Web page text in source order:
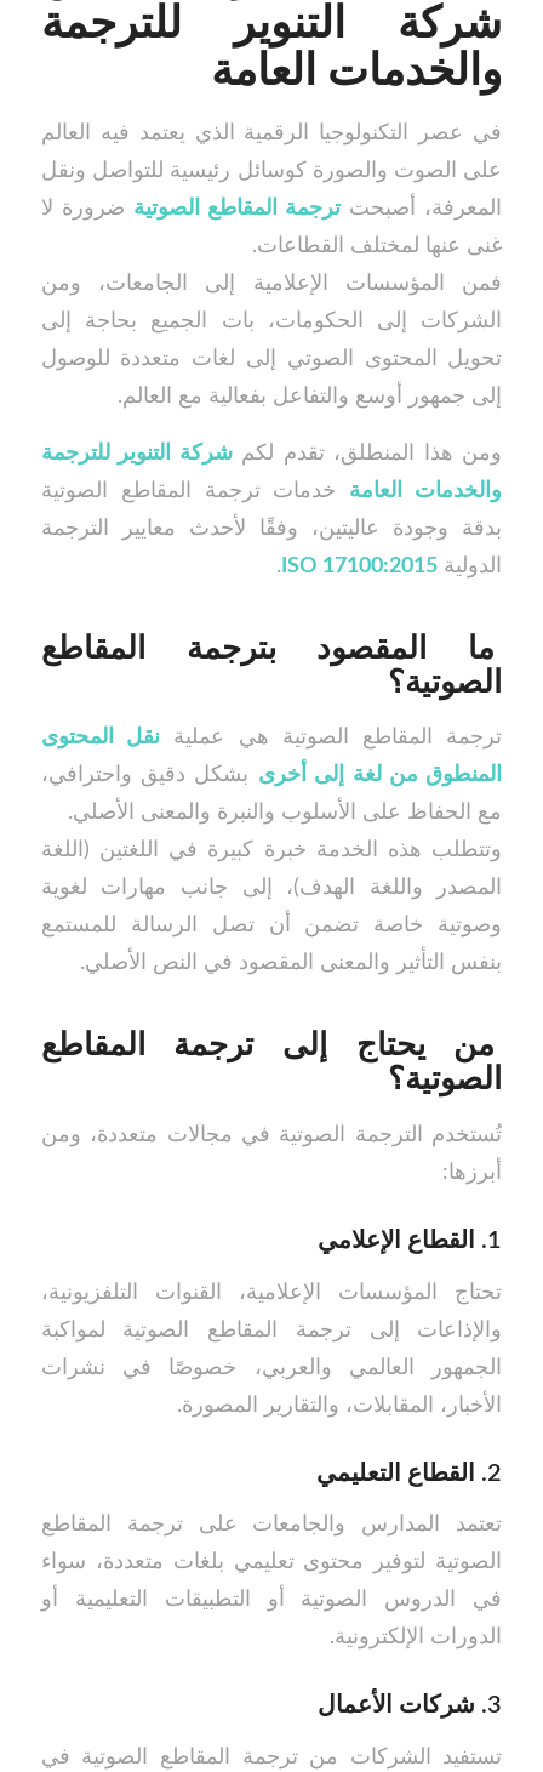
شركة التنوير للترجمة
والخدمات العامة
في عصر التكنولوجيا الرقمية الذي يعتمد فيه العالم
على الصوت والصورة كوسائل رئيسية للتواصل ونقل
المعرفة، أصبحتترجمة المقاطع الصوتية ضرورة لا
غنى عنها لمختلف القطاعات.
فمن المؤسسات الإعلامية إلى الجامعات، ومن
الشركات إلى الحكومات، بات الجميع بحاجة إلى
تحويل المحتوى الصوتي إلى لغات متعددة للوصول
إلى جمهور أوسع والتفاعل بفعالية مع العالم.
ومن هذا المنطلق، تقدم لكمشركة التنوير للترجمة
والخدمات العامة خدمات ترجمة المقاطع الصوتية
بدقة وجودة عاليتين، وفقًا لأحدث معايير الترجمة
الدولية ISO 17100:2015
.
ما المقصود بترجمة المقاطع
الصوتية؟
ترجمة المقاطع الصوتية هي عمليةنقل المحتوى
المنطوق من لغة إلى أخرى بشكل دقيق واحترافي،
مع الحفاظ على الأسلوب والنبرة والمعنى الأصلي.
وتتطلب هذه الخدمة خبرة كبيرة في اللغتين (اللغة
المصدر واللغة الهدف)، إلى جانب مهارات لغوية
وصوتية خاصة تضمن أن تصل الرسالة للمستمع
بنفس التأثير والمعنى المقصود في النص الأصلي.
من يحتاج إلى ترجمة المقاطع
الصوتية؟
تُستخدم الترجمة الصوتية في مجالات متعددة، ومن
أبرزها:
1. القطاع الإعلامي
تحتاج المؤسسات الإعلامية، القنوات التلفزيونية،
والإذاعات إلى ترجمة المقاطع الصوتية لمواكبة
الجمهور العالمي والعربي، خصوصًا في نشرات
الأخبار، المقابلات، والتقارير المصورة.
2. القطاع التعليمي
تعتمد المدارس والجامعات على ترجمة المقاطع
الصوتية لتوفير محتوى تعليمي بلغات متعددة، سواء
في الدروس الصوتية أو التطبيقات التعليمية أو
الدورات الإلكترونية.
3. شركات الأعمال
تستفيد الشركات من ترجمة المقاطع الصوتية في